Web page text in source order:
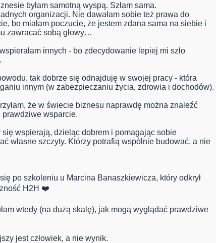
byłam samotną wyspą. Szłam sama.
organizacji. Nie dawałam sobie też prawa do
bo miałam poczucie, że jestem zdana sama na siebie i
zawracać sobą głowy…
innych - bo zdecydowanie lepiej mi szło
tak dobrze się odnajduję w swojej pracy - która
innym (w zabezpieczaniu życia, zdrowia i dochodów).
że w świecie biznesu naprawdę można znaleźć
prawdziwe wsparcie.
się wspierają, dzieląc dobrem i pomagając sobie
własne szczyty. Którzy potrafią wspólnie budować, a nie
po szkoleniu u Marcina Banaszkiewicza, który odkrył
H2H ❤️
wtedy (na dużą skalę), jak mogą wyglądać prawdziwe
jest człowiek, a nie wynik.